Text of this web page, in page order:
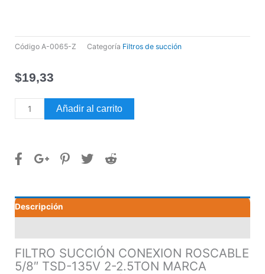
Código A-0065-Z Categoría Filtros de succión
$19,33
FILTRO
SUCCIÓN
5/8"
2-
2.5TON
cantidad
Añadir al carrito
Descripción
FILTRO SUCCIÓN CONEXION ROSCABLE
5/8″ TSD-135V 2-2.5TON MARCA